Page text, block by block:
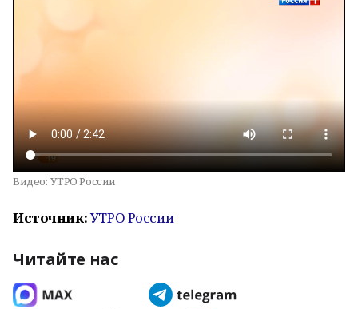
Видео: УТРО России
Источник:УТРО России
Читайте нас